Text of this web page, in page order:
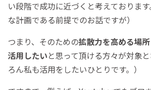
い段階で成功に近づくと考えておりま
な計画である前提でのお話ですが）
つまり、そのための拡散力を高める場
活用したいと思って頂ける方々が対象
ろん私も活用をしたいひとりです。）